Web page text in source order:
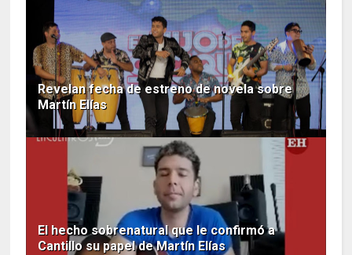
Revelan fecha de estreno de novela sobre
Martín Elías
El hecho sobrenatural que le confirmó a
Cantillo su papel de Martín Elías